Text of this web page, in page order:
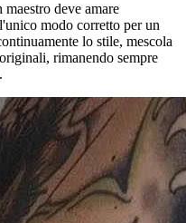
deve amare
modo corretto per un
lo stile, mescola
rimanendo sempre